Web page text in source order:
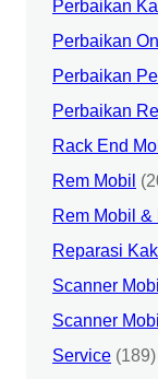
Perbaikan
Perbaikan
Perbaikan
Perbaikan
Rack End
Rem Mobil
Rem Mobil
Reparasi
Scanner Mobil
Scanner
Service (189)